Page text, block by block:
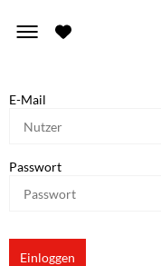
E-Mail
Passwort
Einloggen